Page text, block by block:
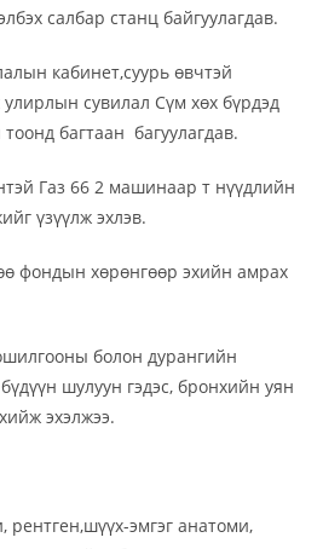
салбар станц байгуулагдав.
кабинет,суурь өвчтэй
улирлын сувилал Сүм хөх бүрдэд
багтаан багуулагдав.
Газ 66 2 машинаар т нүүдлийн
үзүүлж эхлэв.
фондын хөрөнгөөр эхийн амрах
болон дурангийн
шулуун гэдэс, бронхийн уян
эхэлжээ.
рентген,шүүх-эмгэг анатоми,